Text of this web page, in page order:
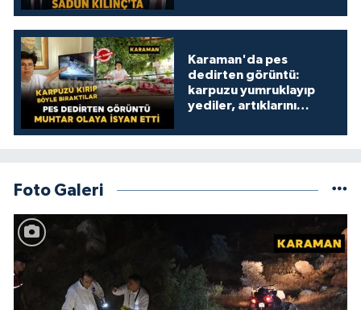
Karaman'da pes
dedirten görüntü:
karpuzu yumruklayıp
yediler, artıklarını
Foto Galeri